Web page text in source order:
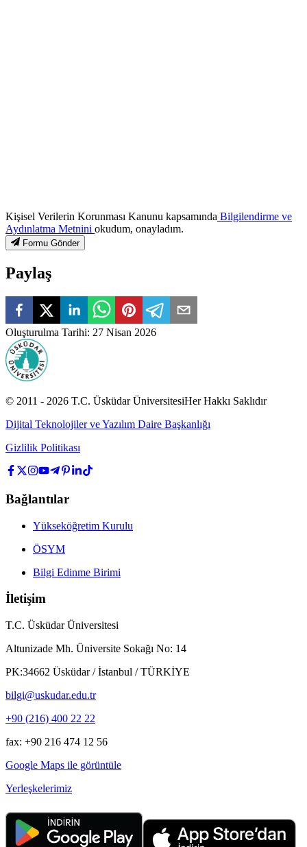
Kişisel Verilerin Korunması Kanunu kapsamında Bilgilendirme ve
Aydınlatma Metnini okudum, onayladım.
Formu Gönder
Paylaş
Oluşturulma Tarihi: 27 Nisan 2026
© 2011 - 2026 T.C. Üsküdar ÜniversitesiHer Hakkı Saklıdır
Dijital Teknolojiler ve Yazılım Daire Başkanlığı
Gizlilik Politikası
Bağlantılar
Yükseköğretim Kurulu
ÖSYM
Bilgi Edinme Birimi
İletişim
T.C. Üsküdar Üniversitesi
Altunizade Mh. Üniversite Sokağı No: 14
PK:34662 Üsküdar / İstanbul / TÜRKİYE
bilgi@uskudar.edu.tr
+90 (216) 400 22 22
fax: +90 216 474 12 56
Google Maps ile görüntüle
Yerleşkelerimiz